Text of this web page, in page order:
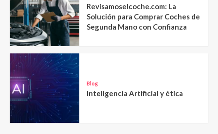
Revisamoselcoche.com: La
Solución para Comprar Coches de
Segunda Mano con Confianza
Blog
Inteligencia Artificial y ética